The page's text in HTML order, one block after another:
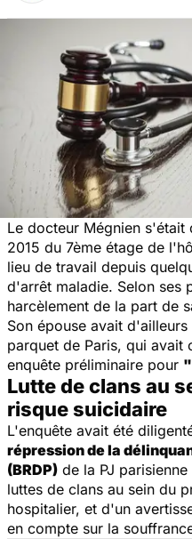
Le docteur Mégnien s'était
2015 du 7ème étage de
lieu de travail depuis
d'arrêt maladie. Selon ses
harcèlement de la part de
Son épouse avait
parquet de Paris, qui avait
enquête préliminaire pour
Lutte de clans au
risque suicidaire
L'enquête avait été
répression de la
(BRDP) de la PJ
luttes de clans au sein du
hospitalier, et d'un
en compte sur la